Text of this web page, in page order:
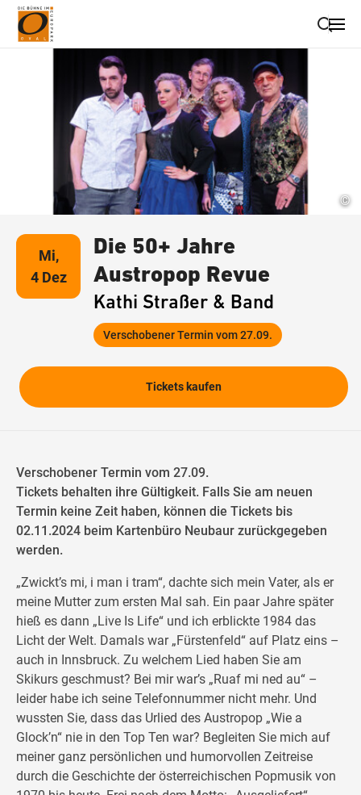
Suche schließen
Wegbeschreibung erhalten
©
Mi,
4 Dez
Die 50+ Jahre
Austropop Revue
Kathi Straßer & Band
Verschobener Termin vom 27.09.
Tickets kaufen
Verschobener Termin vom 27.09.
Tickets behalten ihre Gültigkeit. Falls Sie am neuen
Termin keine Zeit haben, können die Tickets bis
02.11.2024 beim Kartenbüro Neubaur zurückgegeben
werden.
„Zwickt’s mi, i man i tram“, dachte sich mein Vater, als er
meine Mutter zum ersten Mal sah. Ein paar Jahre später
hieß es dann „Live Is Life“ und ich erblickte 1984 das
Licht der Welt. Damals war „Fürstenfeld“ auf Platz eins –
auch in Innsbruck. Zu welchem Lied haben Sie am
Skikurs geschmust? Bei mir war’s „Ruaf mi ned au“ –
leider habe ich seine Telefonnummer nicht mehr. Und
wussten Sie, dass das Urlied des Austropop „Wie a
Glock’n“ nie in den Top Ten war? Begleiten Sie mich auf
meiner ganz persönlichen und humorvollen Zeitreise
durch die Geschichte der österreichischen Popmusik von